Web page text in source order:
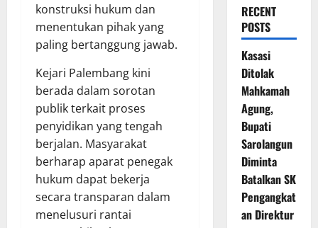
konstruksi hukum dan
menentukan pihak yang
paling bertanggung jawab.
Kejari Palembang kini
berada dalam sorotan
publik terkait proses
penyidikan yang tengah
berjalan. Masyarakat
berharap aparat penegak
hukum dapat bekerja
secara transparan dalam
menelusuri rantai
RECENT
POSTS
Kasasi
Ditolak
Mahkamah
Agung,
Bupati
Sarolangun
Diminta
Batalkan SK
Pengangkat
an Direktur